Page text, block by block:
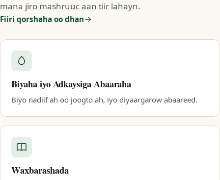
mana jiro mashruuc aan tiir lahayn.
Fiiri qorshaha oo dhan
Biyaha iyo Adkaysiga Abaaraha
Biyo nadiif ah oo joogto ah, iyo diyaargarow abaareed.
Waxbarashada